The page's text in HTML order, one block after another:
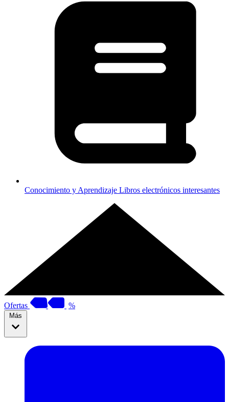
Conocimiento y Aprendizaje Libros electrónicos interesantes
Ofertas %
Más